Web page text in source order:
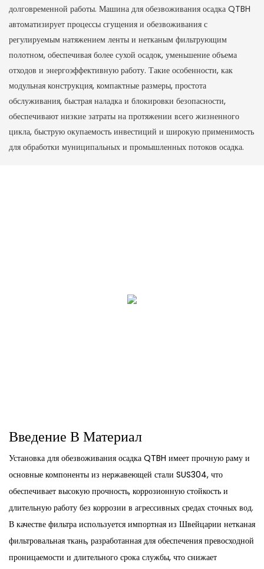
долговременной работы. Машина для обезвоживания осадка QTBH
автоматизирует процессы сгущения и обезвоживания с
регулируемым натяжением ленты и нетканым фильтрующим
полотном, обеспечивая более сухой осадок, уменьшение объема
отходов и энергоэффективную работу. Такие особенности, как
модульная конструкция, компактные размеры, простота
обслуживания, быстрая наладка и блокировки безопасности,
обеспечивают низкие затраты на протяжении всего жизненного
цикла, быструю окупаемость инвестиций и широкую применимость
для обработки муниципальных и промышленных потоков осадка.
Введение В Материал
Установка для обезвоживания осадка QTBH имеет прочную раму и
основные компоненты из нержавеющей стали SUS304, что
обеспечивает высокую прочность, коррозионную стойкость и
длительную работу без коррозии в агрессивных средах сточных вод.
В качестве фильтра используется импортная из Швейцарии нетканая
фильтровальная ткань, разработанная для обеспечения превосходной
проницаемости и длительного срока службы, что снижает